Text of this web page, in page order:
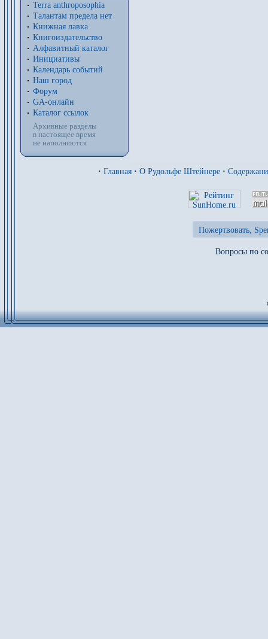
Terra anthroposophia
Талантам предела нет
Книжная лавка
Книгоиздательство
Алфавитный каталог
Инициативы
Календарь событий
Наш город
Форум
GA-онлайн
Каталог ссылок
Архивные разделы
в настоящее время
не наполняются
· Главная · О Рудольфе Штейнере ·
Пожертвовать,
Вопросы по